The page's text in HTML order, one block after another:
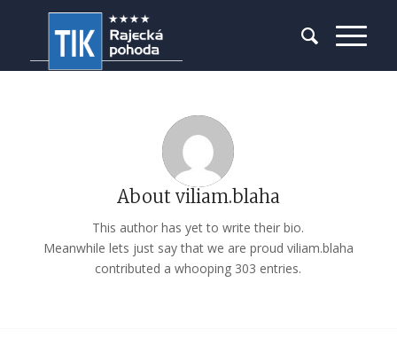
About viliam.blaha
This author has yet to write their bio.
Meanwhile lets just say that we are proud viliam.blaha
contributed a whooping 303 entries.